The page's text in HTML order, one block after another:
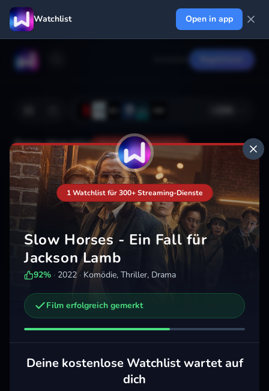
Watchlist Open in app
Deine Watchlist Noch nicht gespeichert
Hinzufügen
Weitere Trailer, die dich interessieren könnten
The Night Manager
2016 · Thriller, Drama
Merken
Mehr
Strike
2017 · Thriller, Drama
Merken
Mehr
2018
1 Watchlist für 300+ Streaming-Dienste
Slow Horses - Ein Fall für
Jackson Lamb
92% · 2022 · Komödie, Thriller, Drama
Film erfolgreich gemerkt
Deine kostenlose Watchlist wartet auf
dich